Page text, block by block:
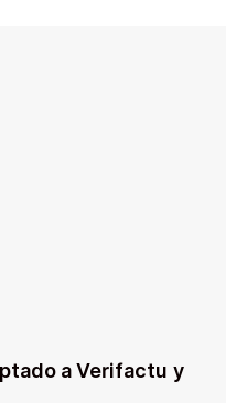
a Verifactu y